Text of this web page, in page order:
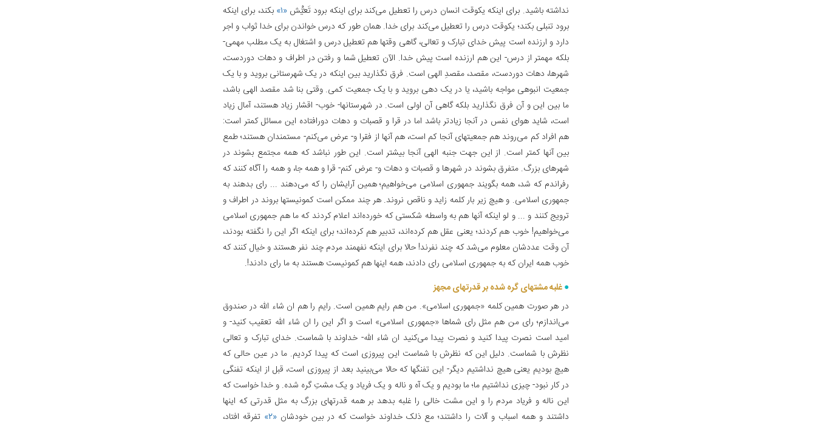
نداشته باشید. برای اینکه یکوقت انسان درس را تعطیل می‌کند برای اینکه برود تَعیُّش«۱»
بکند، برای اینکه
برود تنبلی بکند؛ یکوقت درس را تعطیل می‌کند برای خدا. همان طور که درس خواندن برای خدا ثواب و اجر
دارد و ارزنده است پیش خدای تبارک و تعالی، گاهی وقتها هم تعطیل درس و اشتغال به یک مطلب مهمی-
بلکه مهمتر از درس- این هم ارزنده است پیش خدا. الآن تعطیل شما و رفتن در اطراف و دهات دوردست،
شهرها، دهات دوردست، مقصد، مقصدِ الهی است. فرق نگذارید بین اینکه در یک شهرستانی بروید و با یک
جمعیت انبوهی مواجه باشید، یا در یک دهی بروید و با یک جمعیت کمی. وقتی بنا شد مقصد الهی باشد،
ما بین این و آن فرق نگذارید بلکه گاهی آن اولی‌ است. در شهرستانها- خوب- اقشار زیاد هستند، آمال زیاد
است، شاید هوای نفس در آنجا زیادتر باشد اما در قرا و قصبات و دهات دورافتاده این مسائل کمتر است:
هم افراد کم می‌روند هم جمعیتهای آنجا کم است، هم آنها از فقرا و- عرض می‌کنم- مستمندان هستند؛ طمع
بین آنها کمتر است. از این جهت جنبه الهی آنجا بیشتر است. این طور نباشد که همه مجتمع بشوند در
شهرهای بزرگ. متفرق بشوند در شهرها و قصبات و دهات و- عرض کنم- قرا و همه جا، و همه را آگاه کنند که
رفراندم که شد، همه بگویند جمهوری اسلامی می‌خواهیم؛ همین آرایشان را که می‌دهند ... رای‌ بدهند به
جمهوری اسلامی. و هیچ زیر بار کلمه زاید و ناقص نروند. هر چند ممکن است کمونیستها بروند در اطراف و
ترویج کنند و ... و لو اینکه آنها هم به واسطه شکستی که خورده‌اند اعلام کردند که ما هم جمهوری اسلامی
می‌خواهیم! خوب هم کردند؛ یعنی عقل هم کرده‌اند، تدبیر هم کرده‌اند؛ برای اینکه اگر این را نگفته بودند،
آن وقت عددشان معلوم می‌شد که چند نفرند! حالا برای اینکه نفهمند مردم چند نفر هستند و خیال کنند که
خوب همه ایران که به جمهوری اسلامی رای دادند، همه اینها هم کمونیست هستند به ما رای دادند!.
غلبه مشتهای گره شده بر قدرتهای مجهز
در هر صورت همین کلمه «جمهوری اسلامی». من هم رایم همین است. رایم را هم ان شاء الله در صندوق
می‌اندازم؛ رای من هم مثل رای شماها «جمهوری اسلامی» است و اگر این را ان شاء الله تعقیب کنید- و
امید است نصرت پیدا کنید و نصرت پیدا می‌کنید ان شاء الله- خداوند با شماست. خدای تبارک و تعالی
نظرش با شماست. دلیل این که نظرش با شماست این پیروزی است که پیدا کردیم. ما در عین حالی که
هیچ بودیم یعنی هیچ نداشتیم دیگر- این تفنگها که حالا می‌بینید بعد از پیروزی است، قبل از اینکه تفنگی
در کار نبود- چیزی نداشتیم ما؛ ما بودیم و یک آه و ناله و یک فریاد و یک مشتِ گره شده. و خدا خواست که
این ناله و فریاد مردم را و این مشت خالی را غلبه بدهد بر همه قدرتهای بزرگ به مثل قدرتی که اینها
داشتند و همه اسباب و آلات را داشتند؛ مع ذلک خداوند خواست که در بین خودشان«۲»
تفرقه افتاد،